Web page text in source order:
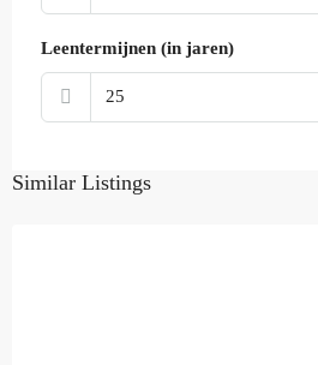
Leentermijnen (in jaren)
Similar Listings